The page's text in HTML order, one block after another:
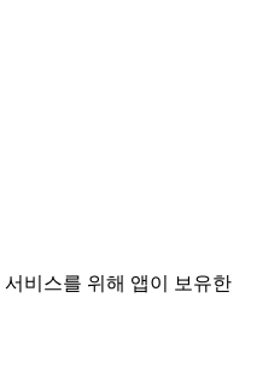
서비스를 위해 앱이 보유한